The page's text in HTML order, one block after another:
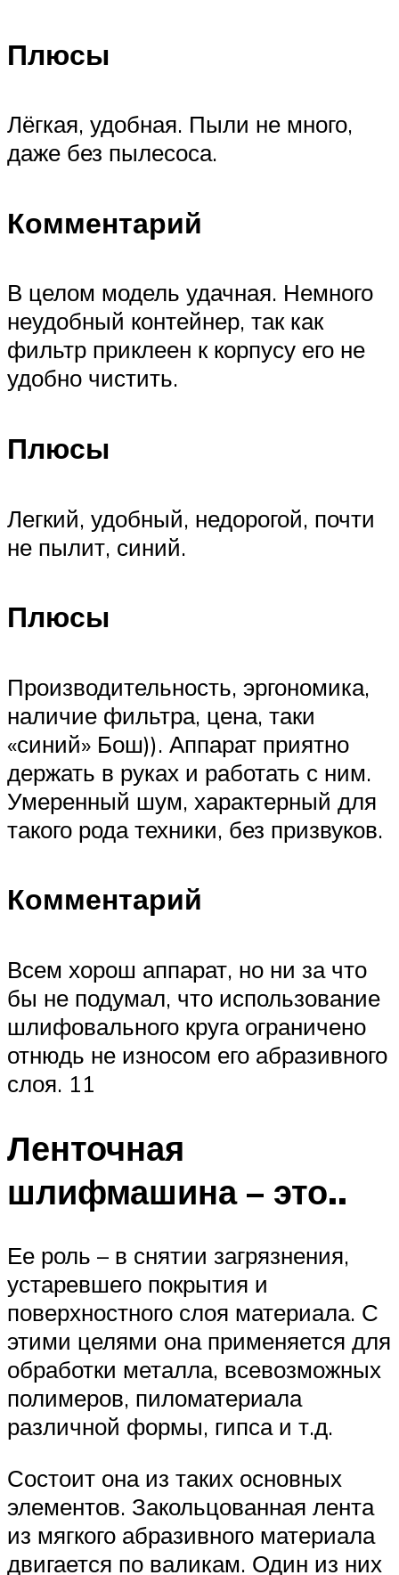
Плюсы
Лёгкая, удобная. Пыли не много,
даже без пылесоса.
Комментарий
В целом модель удачная. Немного
неудобный контейнер, так как
фильтр приклеен к корпусу его не
удобно чистить.
Плюсы
Легкий, удобный, недорогой, почти
не пылит, синий.
Плюсы
Производительность, эргономика,
наличие фильтра, цена, таки
«синий» Бош)). Аппарат приятно
держать в руках и работать с ним.
Умеренный шум, характерный для
такого рода техники, без призвуков.
Комментарий
Всем хорош аппарат, но ни за что
бы не подумал, что использование
шлифовального круга ограничено
отнюдь не износом его абразивного
слоя. 11
Ленточная
шлифмашина – это..
Ее роль – в снятии загрязнения,
устаревшего покрытия и
поверхностного слоя материала. С
этими целями она применяется для
обработки металла, всевозможных
полимеров, пиломатериала
различной формы, гипса и т.д.
Состоит она из таких основных
элементов. Закольцованная лента
из мягкого абразивного материала
двигается по валикам. Один из них